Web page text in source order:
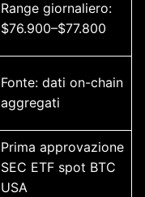
Range giornaliero:
$76.900–$77.800
Fonte: dati on-chain
aggregati
Prima approvazione
SEC ETF spot BTC
USA